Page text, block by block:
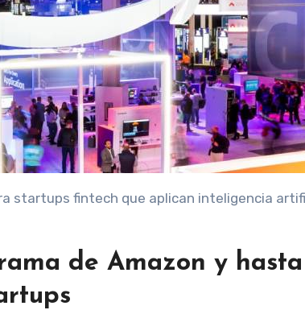
startups fintech que aplican inteligencia
de Amazon y hasta